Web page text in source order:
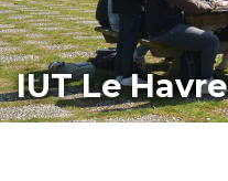
IUT Le Havre